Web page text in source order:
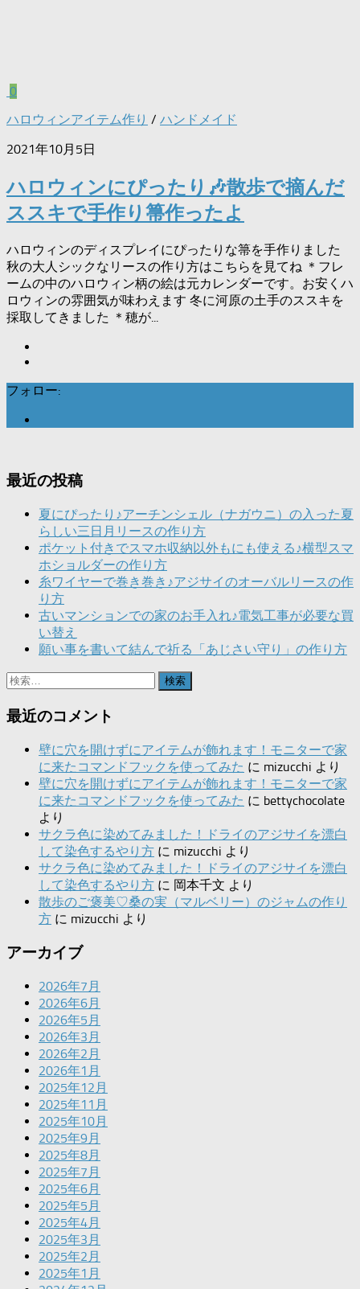
0
ハロウィンアイテム作り / ハンドメイド
2021年10月5日
ハロウィンにぴったり🎶散歩で摘んだ
ススキで手作り箒作ったよ
ハロウィンのディスプレイにぴったりな箒を手作りました
秋の大人シックなリースの作り方はこちらを見てね ＊フレ
ームの中のハロウィン柄の絵は元カレンダーです。お安くハ
ロウィンの雰囲気が味わえます 冬に河原の土手のススキを
採取してきました ＊穂が...
フォロー:
最近の投稿
夏にぴったり♪アーチンシェル（ナガウニ）の入った夏
らしい三日月リースの作り方
ポケット付きでスマホ収納以外もにも使える♪横型スマ
ホショルダーの作り方
糸ワイヤーで巻き巻き♪アジサイのオーバルリースの作
り方
古いマンションでの家のお手入れ♪電気工事が必要な買
い替え
願い事を書いて結んで祈る「あじさい守り」の作り方
検
最近のコメント
壁に穴を開けずにアイテムが飾れます！モニターで家
に来たコマンドフックを使ってみた に mizucchi より
壁に穴を開けずにアイテムが飾れます！モニターで家
に来たコマンドフックを使ってみた に bettychocolate
より
サクラ色に染めてみました！ドライのアジサイを漂白
して染色するやり方 に mizucchi より
サクラ色に染めてみました！ドライのアジサイを漂白
して染色するやり方 に 岡本千文 より
散歩のご褒美♡桑の実（マルベリー）のジャムの作り
方 に mizucchi より
アーカイブ
2026年7月
2026年6月
2026年5月
2026年3月
2026年2月
2026年1月
2025年12月
2025年11月
2025年10月
2025年9月
2025年8月
2025年7月
2025年6月
2025年5月
2025年4月
2025年3月
2025年2月
2025年1月